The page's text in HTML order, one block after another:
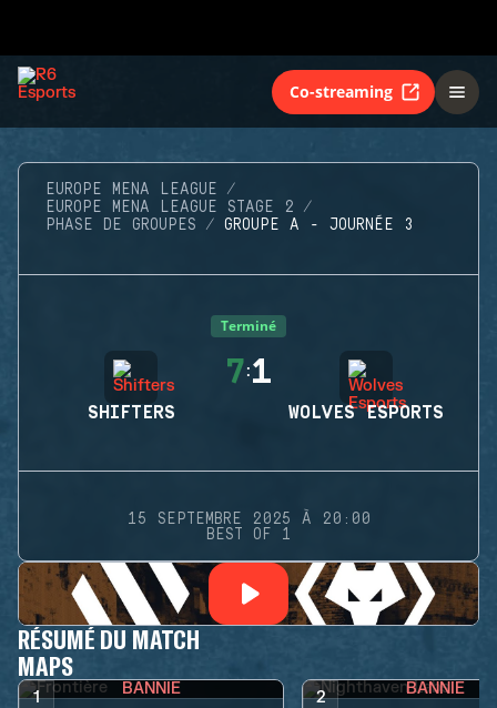
Co-streaming
EUROPE MENA LEAGUE
EUROPE MENA LEAGUE STAGE 2
PHASE DE GROUPES
GROUPE A - JOURNÉE 3
Terminé
SHIFTERS
7:1
WOLVES ESPORTS
15 SEPTEMBRE 2025 À 20:00
BEST OF 1
RÉSUMÉ DU MATCH
MAPS
1 BANNIE 2 BANNIE